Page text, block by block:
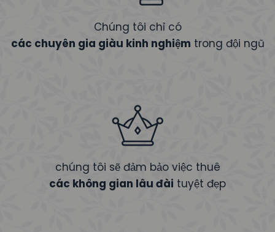
Chúng tôi chỉ có
các chuyên gia giàu kinh nghiệm trong đội ngũ
chúng tôi sẽ đảm bảo việc thuê
các không gian lâu đài tuyệt đẹp